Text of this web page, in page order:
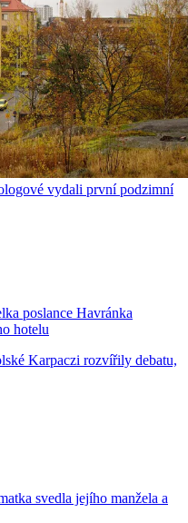
vydali první podzimní
poslance Havránka
hotelu
Karpaczi rozvířily debatu,
svedla jejího manžela a